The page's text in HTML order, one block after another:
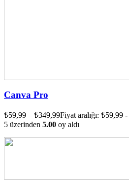
Canva Pro
₺59,99 – ₺349,99Fiyat aralığı: ₺59,99
5 üzerinden 5.00 oy aldı